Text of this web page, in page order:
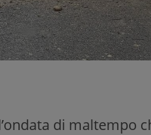
di maltempo